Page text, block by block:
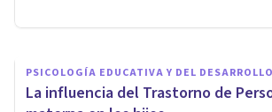
PSICOLOGÍA EDUCATIVA Y DEL DESARROLLO
La influencia del Trastorno de